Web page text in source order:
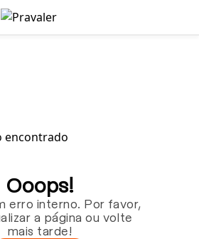
Ooops!
erro interno. Por favor,
a página ou volte
mais tarde!